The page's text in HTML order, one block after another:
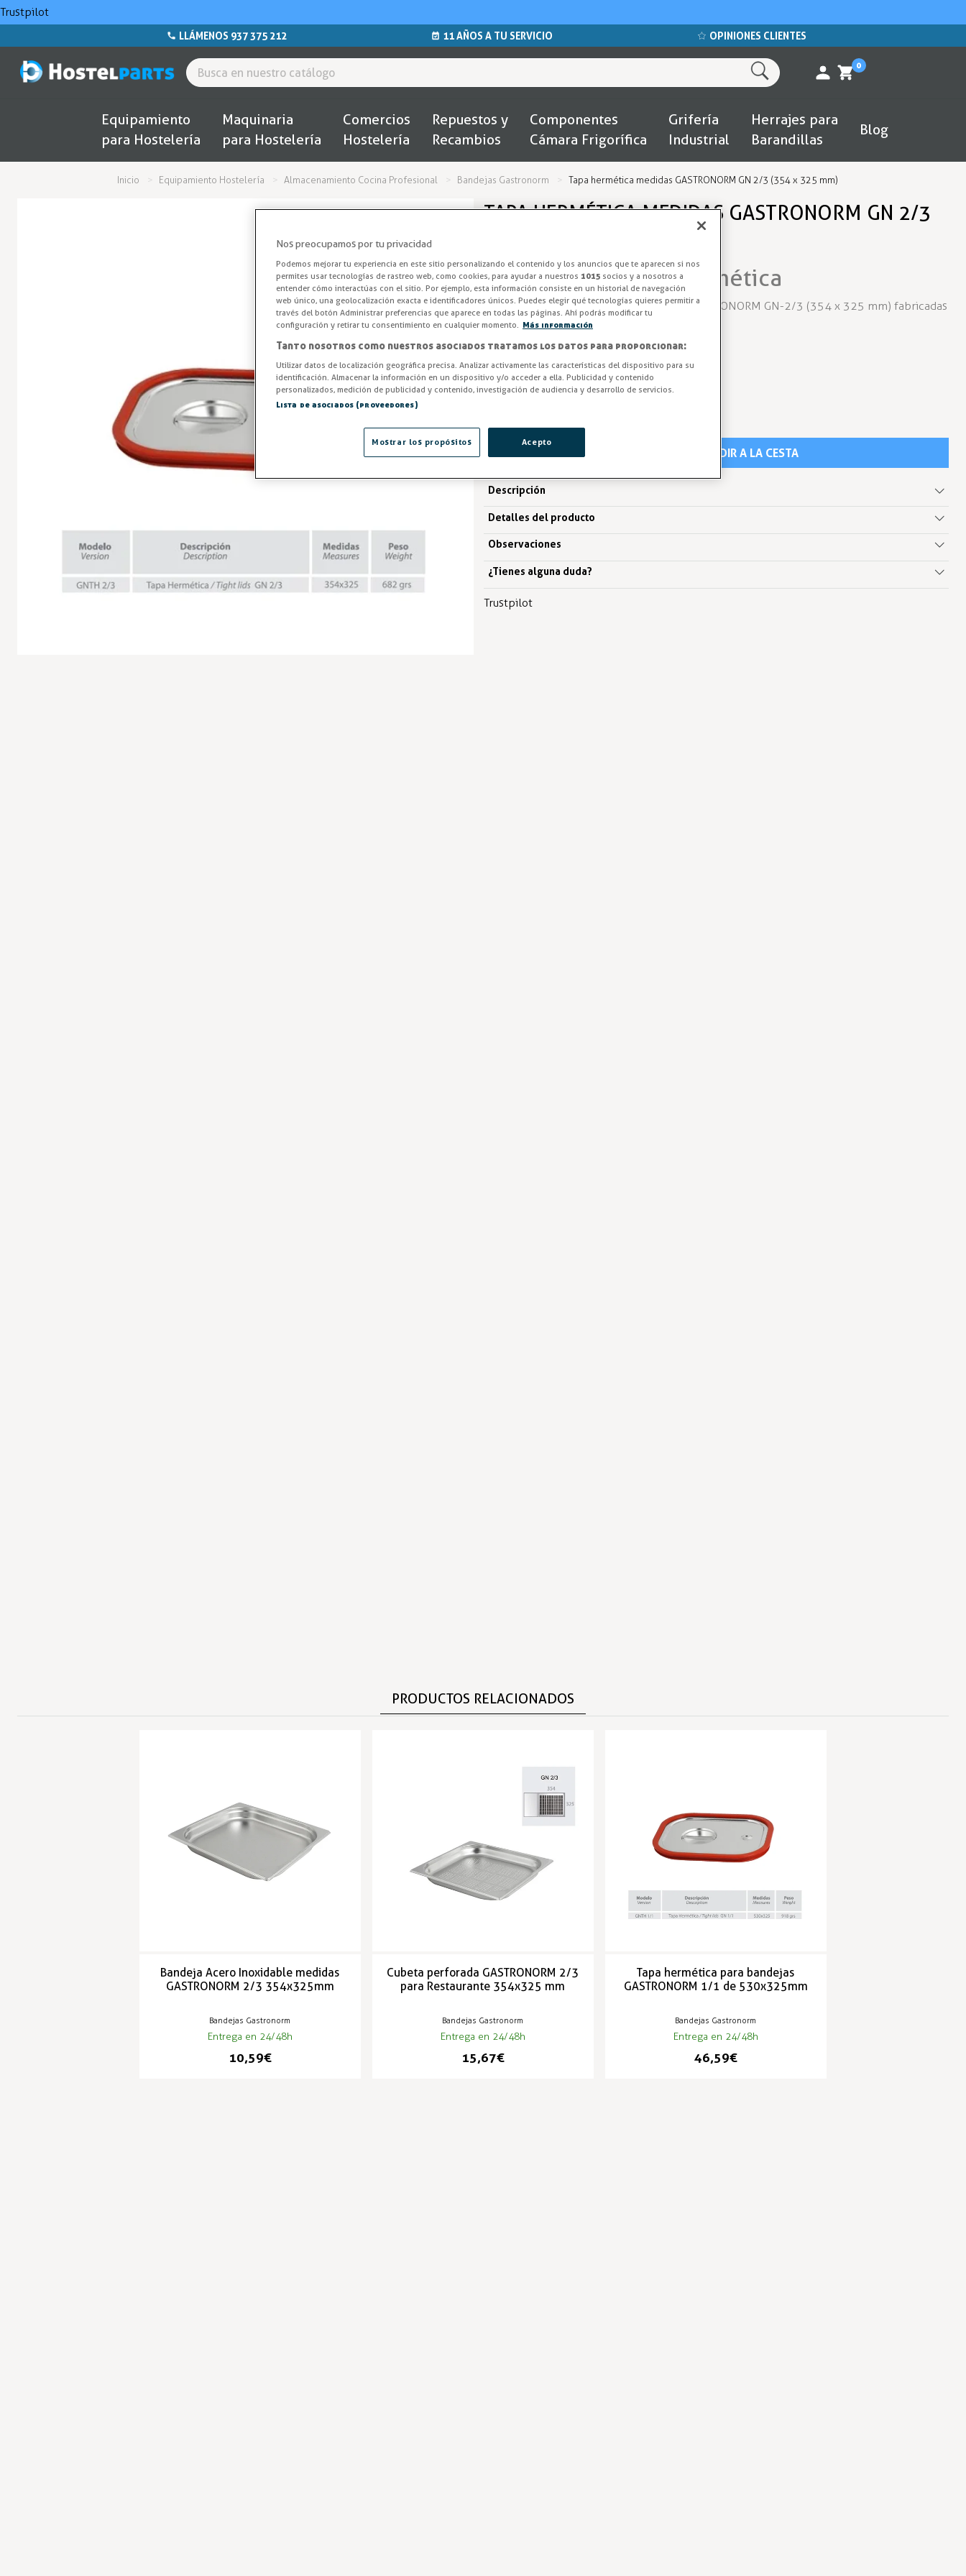
Trustpilot
LLÁMENOS 937 375 212 11 AÑOS A TU SERVICIO OPINIONES CLIENTES
0
Equipamiento
para Hostelería
Maquinaria
para Hostelería
Comercios
Hostelería
Repuestos y
Recambios
Componentes
Cámara Frigorífica
Grifería
Industrial
Herrajes para
Barandillas
Blog
Inicio Equipamiento Hostelería Almacenamiento Cocina Profesional Bandejas Gastronorm Tapa hermética medidas GASTRONORM GN 2/3 (354 x 325 mm)
TAPA HERMÉTICA MEDIDAS GASTRONORM GN 2/3
Tapa Gastronorm Hermética
Tapa hermética para bandejas medidas GASTRONORM GN-2/3 (354 x 325 mm) fabricadas
en acero inoxidable AISI 304.
Entrega en 24/48h
38,12 €
AÑADIR A LA CESTA
Descripción
Detalles del producto
Observaciones
¿Tienes alguna duda?
Trustpilot
PRODUCTOS RELACIONADOS
Bandeja Acero Inoxidable medidas
GASTRONORM 2/3 354x325mm
Bandejas Gastronorm
Entrega en 24/48h
10,59 €
Cubeta perforada GASTRONORM 2/3
para Restaurante 354x325 mm
Bandejas Gastronorm
Entrega en 24/48h
15,67 €
Tapa hermética para bandejas
GASTRONORM 1/1 de 530x325mm
Bandejas Gastronorm
Entrega en 24/48h
46,59 €
Nos preocupamos por tu privacidad
Podemos mejorar tu experiencia en este sitio personalizando el contenido y los anuncios que te aparecen si nos
permites usar tecnologías de rastreo web, como cookies, para ayudar a nuestros 1015 socios y a nosotros a
entender cómo interactúas con el sitio. Por ejemplo, esta información consiste en un historial de navegación
web único, una geolocalización exacta e identificadores únicos. Puedes elegir qué tecnologías quieres permitir a
través del botón Administrar preferencias que aparece en todas las páginas. Ahí podrás modificar tu
configuración y retirar tu consentimiento en cualquier momento.
Más información
Tanto nosotros como nuestros asociados tratamos los datos para proporcionar:
Utilizar datos de localización geográfica precisa. Analizar activamente las características del dispositivo para su
identificación. Almacenar la información en un dispositivo y/o acceder a ella. Publicidad y contenido
personalizados, medición de publicidad y contenido, investigación de audiencia y desarrollo de servicios.
Lista de asociados (proveedores)
Acepto
Mostrar los propósitos